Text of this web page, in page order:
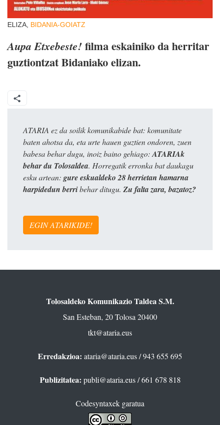
ELIZA, BIDANIA-GOIATZ
Aupa Etxebeste!filma eskainiko da herritar
guztiontzat Bidaniako elizan.
ATARIA ez da soilik komunikabide bat: komunitate
baten ahotsa da, eta urte hauen guztien ondoren, zuen
babesa behar dugu, inoiz baino gehiago: ATARIAk
behar du Tolosaldea. Horregatik erronka bat daukagu
esku artean: gure eskualdeko 28 herrietan hamarna
harpidedun berribehar ditugu. Zu falta zara, bazatoz?
EGIN ATARIKIDE!
Tolosaldeko Komunikazio Taldea S.M.
San Esteban, 20 Tolosa 20400
tkt@ataria.eus
Erredakzioa: ataria@ataria.eus/ 943 655 695
Publizitatea: publi@ataria.eus/ 661 678 818
Codesyntaxek garatua